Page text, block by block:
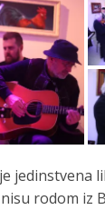
jedinstvena
rodom iz